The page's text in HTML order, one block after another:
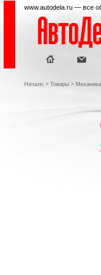
www.autodela.ru — все
Начало > Товары > Механика